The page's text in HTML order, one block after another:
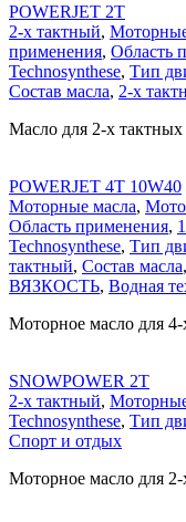
POWERJET 2T
2-х тактный,
применения, Область
Technosynthese, Тип
Состав масла, 2-х
Масло для 2-х
POWERJET 4T 10W40
Моторные масла,
Область применения,
Technosynthese, Тип
тактный, Состав масла,
ВЯЗКОСТЬ, Водная
Моторное масло для
SNOWPOWER 2T
2-х тактный,
Technosynthese, Тип
Спорт и отдых
Моторное масло для 2-